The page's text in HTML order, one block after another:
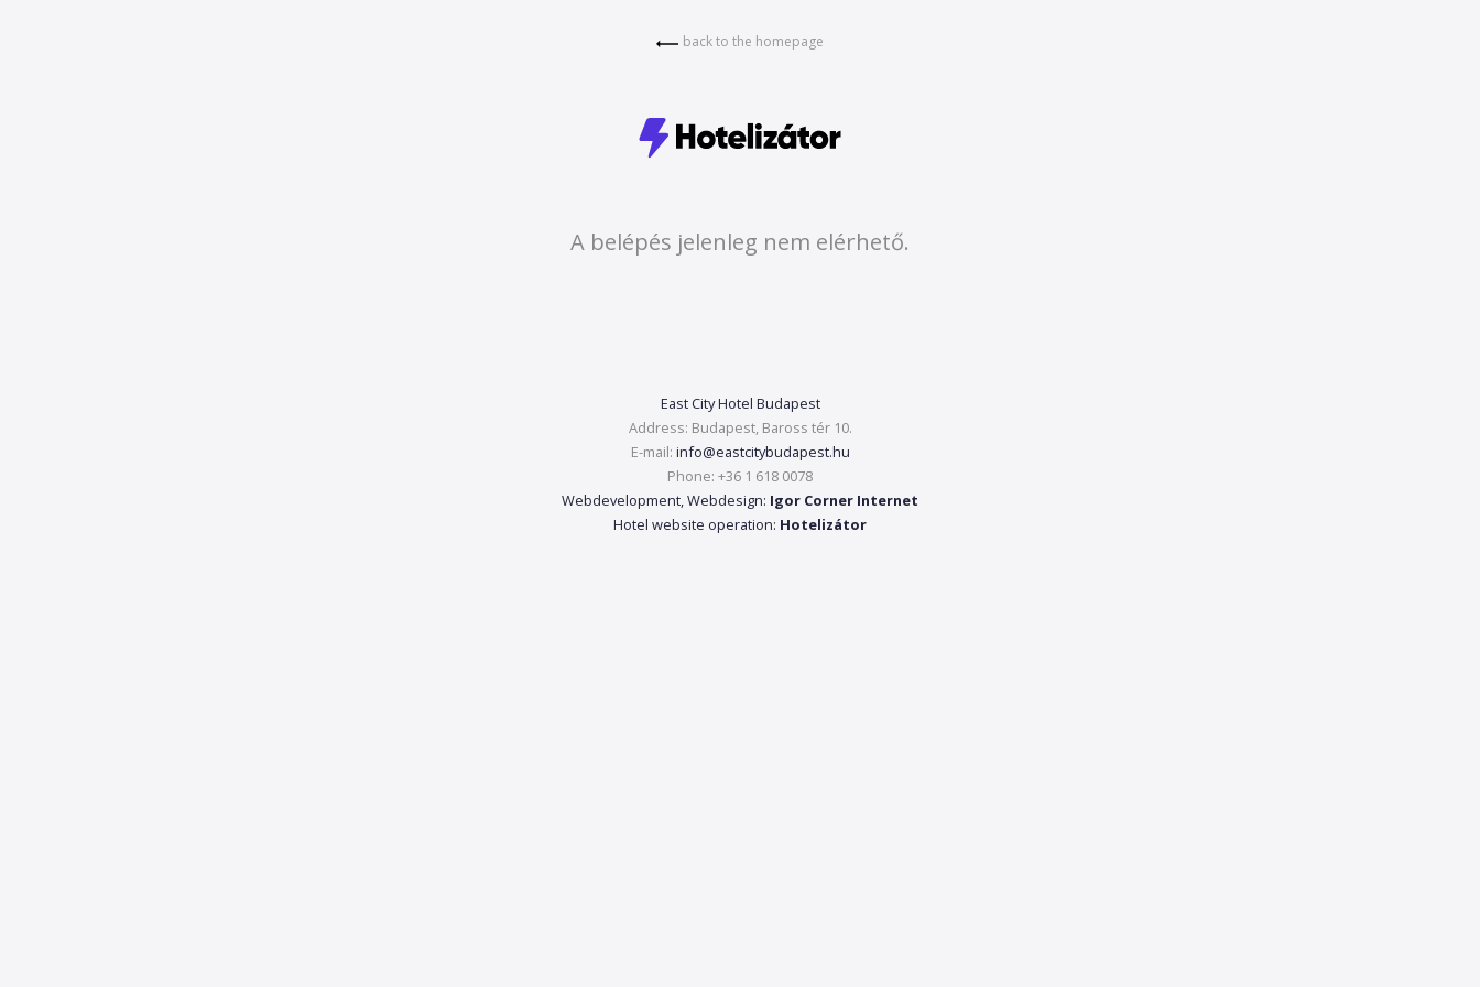
back to the homepage
A belépés jelenleg nem elérhető.
East City Hotel Budapest
Address: Budapest, Baross tér 10.
E-mail: info@eastcitybudapest.hu
Phone: +36 1 618 0078
Webdevelopment, Webdesign: Igor Corner Internet
Hotel website operation: Hotelizátor